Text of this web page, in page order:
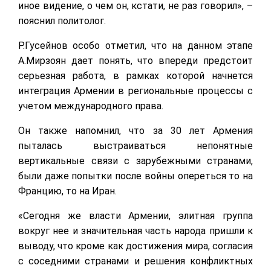
иное видение, о чем он, кстати, не раз говорил», –
пояснил политолог.
Р.Гусейнов особо отметил, что на данном этапе
А.Мирзоян дает понять, что впереди предстоит
серьезная работа, в рамках которой начнется
интеграция Армении в региональные процессы с
учетом международного права.
Он также напомнил, что за 30 лет Армения
пыталась выстраиваться непонятные
вертикальные связи с зарубежными странами,
были даже попытки после войны опереться то на
Францию, то на Иран.
«Сегодня же власти Армении, элитная группа
вокруг нее и значительная часть народа пришли к
выводу, что кроме как достижения мира, согласия
с соседними странами и решения конфликтных